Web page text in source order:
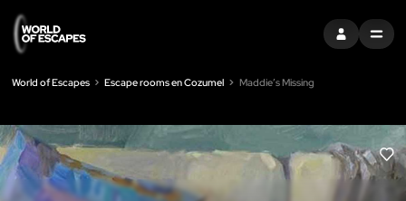
ENTRARMENU
World of Escapes Escape rooms en Cozumel Maddie’s Missing
LIKE